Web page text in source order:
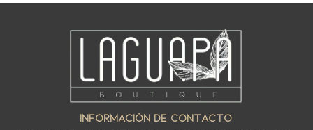
INFORMACIÓN DE CONTACTO